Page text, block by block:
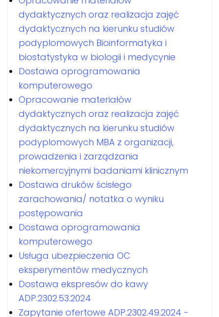
dydaktycznych oraz realizacja zajęć
dydaktycznych na kierunku studiów
podyplomowych Bioinformatyka i
biostatystyka w biologii i medycynie
Dostawa oprogramowania
komputerowego
Opracowanie materiałów
dydaktycznych oraz realizacja zajęć
dydaktycznych na kierunku studiów
podyplomowych MBA z organizacji,
prowadzenia i zarządzania
niekomercyjnymi badaniami klinicznym
Dostawa druków ścisłego
zarachowania/ notatka o wyniku
postępowania
Dostawa oprogramowania
komputerowego
Usługa ubezpieczenia OC
eksperymentów medycznych
Dostawa ekspresów do kawy
ADP.2302.53.2024
Zapytanie ofertowe ADP.2302.49.2024 -